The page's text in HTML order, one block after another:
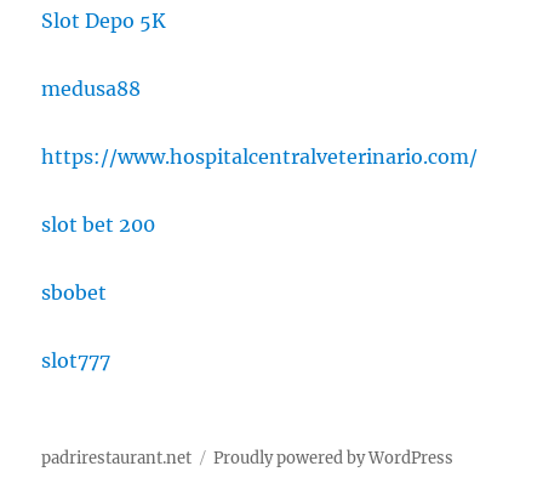
Slot Depo 5K
medusa88
https://www.hospitalcentralveterinario.com/
slot bet 200
sbobet
slot777
padrirestaurant.net Proudly powered by WordPress